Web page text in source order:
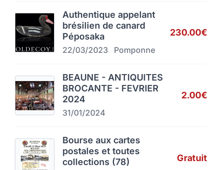
Authentique appelant
brésilien de canard
Péposaka
22/03/2023 Pomponne
230.00€
BEAUNE - ANTIQUITES
BROCANTE - FEVRIER
2024
31/01/2024
2.00€
Bourse aux cartes
postales et toutes
collections (78)
Gratuit